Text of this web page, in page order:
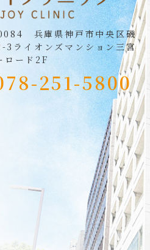
兵庫県神戸市中央区磯
3 ライオンズマンション三宮
ロード2F
251-5800